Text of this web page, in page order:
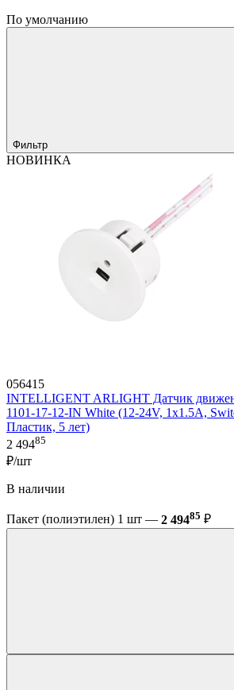
По умолчанию
Фильтр
НОВИНКА
056415
INTELLIGENT ARLIGHT Датчик
1101-17-12-IN White (12-24V, 1x1.5A,
Пластик, 5 лет)
2 49485
₽/шт
В наличии
Пакет (полиэтилен) 1 шт — 2 49485 ₽